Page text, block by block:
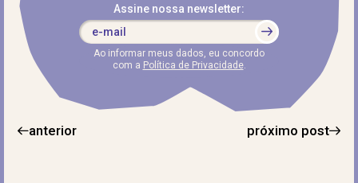
Assine nossa newsletter:
Ao informar meus dados, eu concordo
com a Política de Privacidade.
anterior próximo post